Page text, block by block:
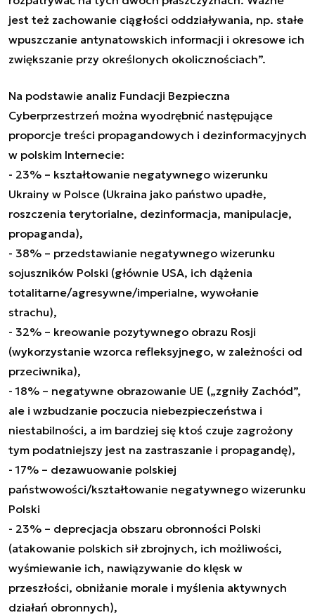
jest też zachowanie ciągłości oddziaływania, np. stałe
wpuszczanie antynatowskich informacji i okresowe ich
zwiększanie przy określonych okolicznościach”.
Na podstawie analiz Fundacji Bezpieczna
Cyberprzestrzeń można wyodrębnić następujące
proporcje treści propagandowych i dezinformacyjnych
w polskim Internecie:
- 23% – kształtowanie negatywnego wizerunku
Ukrainy w Polsce (Ukraina jako państwo upadłe,
roszczenia terytorialne, dezinformacja, manipulacje,
propaganda),
- 38% – przedstawianie negatywnego wizerunku
sojuszników Polski (głównie USA, ich dążenia
totalitarne/agresywne/imperialne, wywołanie
strachu),
- 32% – kreowanie pozytywnego obrazu Rosji
(wykorzystanie wzorca refleksyjnego, w zależności od
przeciwnika),
- 18% – negatywne obrazowanie UE („zgniły Zachód”,
ale i wzbudzanie poczucia niebezpieczeństwa i
niestabilności, a im bardziej się ktoś czuje zagrożony
tym podatniejszy jest na zastraszanie i propagandę),
- 17% – dezawuowanie polskiej
państwowości/kształtowanie negatywnego wizerunku
Polski
- 23% – deprecjacja obszaru obronności Polski
(atakowanie polskich sił zbrojnych, ich możliwości,
wyśmiewanie ich, nawiązywanie do klęsk w
przeszłości, obniżanie morale i myślenia aktywnych
działań obronnych),